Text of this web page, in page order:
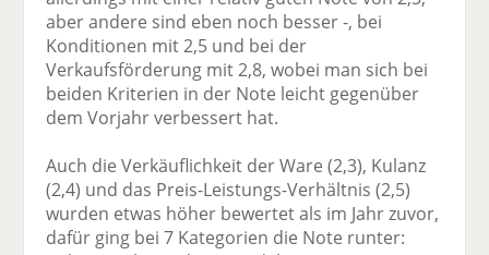
aber andere sind eben noch besser -, bei
Konditionen mit 2,5 und bei der
Verkaufsförderung mit 2,8, wobei man sich bei
beiden Kriterien in der Note leicht gegenüber
dem Vorjahr verbessert hat.
Auch die Verkäuflichkeit der Ware (2,3), Kulanz
(2,4) und das Preis-Leistungs-Verhältnis (2,5)
wurden etwas höher bewertet als im Jahr zuvor,
dafür ging bei 7 Kategorien die Note runter: